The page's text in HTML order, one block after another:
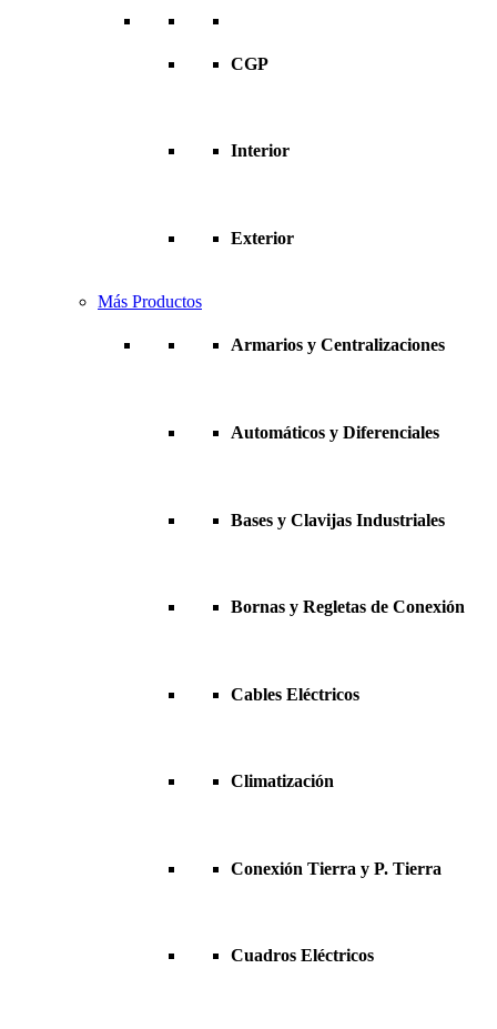
CGP
Interior
Exterior
Más Productos
Armarios y Centralizaciones
Automáticos y Diferenciales
Bases y Clavijas Industriales
Bornas y Regletas de Conexión
Cables Eléctricos
Climatización
Conexión Tierra y P. Tierra
Cuadros Eléctricos